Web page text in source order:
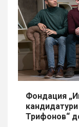
Фондация
Трифонов“